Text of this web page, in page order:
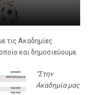
τις Ακαδημίες
και δημοσιεύουμε.
“Στην
Ακαδημία μας